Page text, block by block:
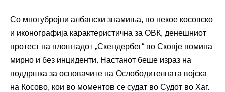
Со многубројни албански знамиња, по некое косовско
и иконографија карактеристична за ОВК, денешниот
протест на плоштадот „Скендербег“ во Скопје помина
мирно и без инциденти. Настанот беше израз на
поддршка за основачите на Ослободителната војска
на Косово, кои во моментов се судат во Судот во Хаг.